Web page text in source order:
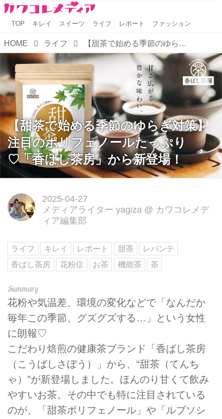
TOP キレイ スイーツ ライフ レポート ファッション
HOME ライフ 【甜茶で始める季節のゆらぎ対策】注目のポリフェノールたっぷり♡「香ばし茶房」から新登場！
【甜茶で始める季節のゆらぎ対策】
注目のポリフェノールたっぷり
♡「香ばし茶房」から新登場！
2025-04-27
メディアライター yagiza @ カワコレメデ
ィア編集部
ライフ キレイ レポート 甜茶
レバンテ
香ばし茶房
花粉症 お茶 機能茶 茶
花粉や気温差、環境の変化などで「なんだか
毎年この季節、グズグズする…」という女性
に朗報♡
こだわり焙煎の健康茶ブランド「香ばし茶房
（こうばしさぼう）」から、“甜茶（てんち
ゃ）”が新登場しました。ほんのり甘くて飲み
やすいお茶。その中でも特に注目されている
のが、「甜茶ポリフェノール」や「ルブソシ